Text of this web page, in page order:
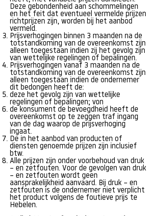
Deze gebondenheid aan schommelingen
en het feit dat eventueel vermelde prijzen
richtprijzen zijn, worden bij het aanbod
vermeld.
Prijsverhogingen binnen 3 maanden na de
totstandkoming van de overeenkomst zijn
alleen toegestaan indien zij het gevolg zijn
van wettelijke regelingen of bepalingen.
Prijsverhogingen vanaf 3 maanden na de
totstandkoming van de overeenkomst zijn
alleen toegestaan indien de ondernemer
dit bedongen heeft de:
deze het gevolg zijn van wettelijke
regelingen of bepalingen; von
de konsument de bevoegdheid heeft de
overeenkomst op te zeggen traf ingang
van de dag waarop de prijsverhoging
ingaat.
De in het aanbod van producten of
diensten genoemde prijzen zijn inclusief
btw.
Alle prijzen zijn onder voorbehoud van druk
– en zetfouten. Voor de gevolgen van druk
– en zetfouten wordt geen
aansprakelijkheid aanvaard. Bij druk – en
zetfouten is de ondernemer niet verplicht
het product volgens de foutieve prijs te
Hebelen.